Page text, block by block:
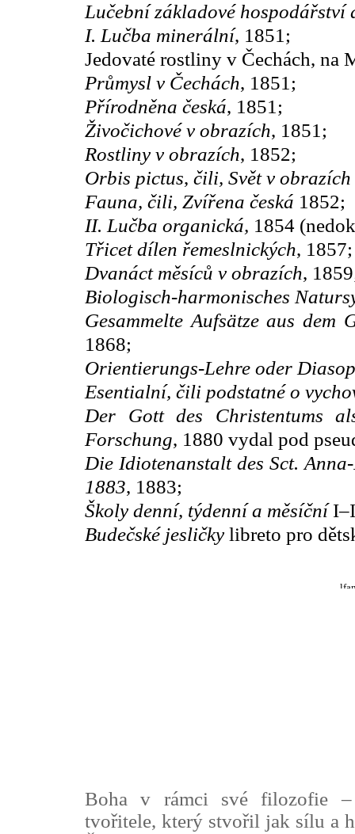
Lučební základové hospodářství
I. Lučba minerální, 1851;
Jedovaté rostliny v Čechách, na
Průmysl v Čechách, 1851;
Přírodněna česká, 1851;
Živočichové v obrazích, 1851;
Rostliny v obrazích, 1852;
Orbis pictus, čili, Svět v obrazích
Fauna, čili, Zvířena česká 1852;
II. Lučba organická, 1854
Třicet dílen řemeslnických, 1857;
Dvanáct měsíců v obrazích,
Biologisch-harmonisches
Gesammelte Aufsätze aus dem
1868;
Orientierungs-Lehre oder
Esentialní, čili podstatné o
Der Gott des Christentums
Forschung, 1880 vydal pod
Die Idiotenanstalt des Sct.
1883, 1883;
Školy denní, týdenní a měsíční
Budečské jesličky libreto pro
Boha v rámci své filozofie –
tvořitele, který stvořil jak sílu a